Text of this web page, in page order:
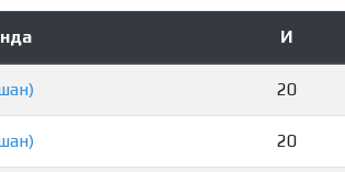
И
20
20